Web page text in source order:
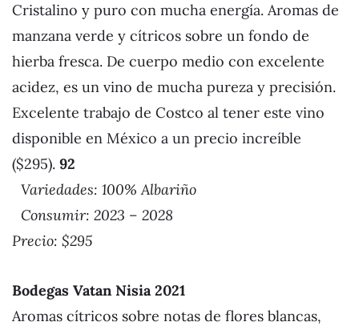
Cristalino y puro con mucha energía. Aromas de
manzana verde y cítricos sobre un fondo de
hierba fresca. De cuerpo medio con excelente
acidez, es un vino de mucha pureza y precisión.
Excelente trabajo de Costco al tener este vino
disponible en México a un precio increíble
($295). 92
Variedades: 100% Albariño
Consumir: 2023 – 2028
Precio: $295
Bodegas Vatan Nisia 2021
Aromas cítricos sobre notas de flores blancas,